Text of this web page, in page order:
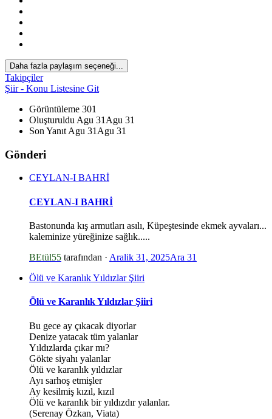
Daha fazla paylaşım seçeneği...
Takipçiler
Şiir - Konu Listesine Git
Görüntüleme 301
Oluşturuldu Agu 31 Agu 31
Son Yanıt Agu 31 Agu 31
Gönderi
CEYLAN-I BAHRİ
CEYLAN-I BAHRİ
Bastonunda kış armutları asılı, Küpeştesinde ekmek ayvaları...
kaleminize yüreğinize sağlık.....
BEtül55 tarafından · Aralik 31, 2025Ara 31
Ölü ve Karanlık Yıldızlar Şiiri
Ölü ve Karanlık Yıldızlar Şiiri
Bu gece ay çıkacak diyorlar
Denize yatacak tüm yalanlar
Yıldızlarda çıkar mı?
Gökte siyahı yalanlar
Ölü ve karanlık yıldızlar
Ayı sarhoş etmişler
Ay kesilmiş kızıl, kızıl
Ölü ve karanlık bir yıldızdır yalanlar.
(Serenay Özkan, Viata)